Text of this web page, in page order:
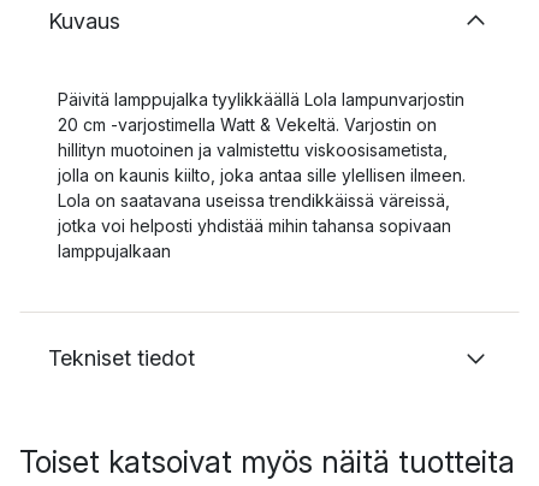
Kuvaus
Päivitä lamppujalka tyylikkäällä Lola lampunvarjostin
20 cm -varjostimella Watt & Vekeltä. Varjostin on
hillityn muotoinen ja valmistettu viskoosisametista,
jolla on kaunis kiilto, joka antaa sille ylellisen ilmeen.
Lola on saatavana useissa trendikkäissä väreissä,
jotka voi helposti yhdistää mihin tahansa sopivaan
lamppujalkaan
Tekniset tiedot
Toiset katsoivat myös näitä tuotteita